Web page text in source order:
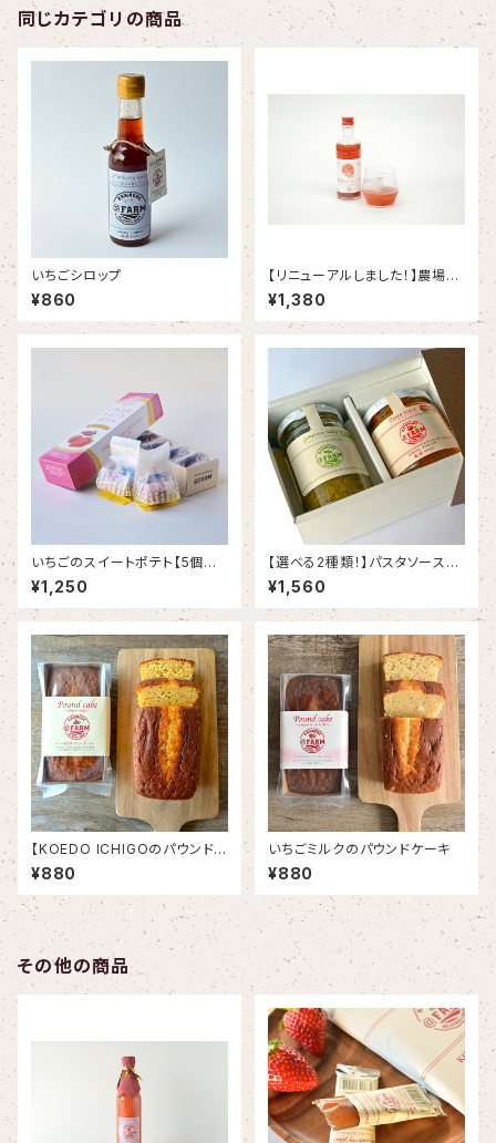
同じカテゴリの商品
いちごシロップ
¥860
【リニューアルしました！】農場の
いちご酒
¥1,380
いちごのスイートポテト【5個入
り】
¥1,250
【選べる2種類！】パスタソース＆
ジャム お好みギフトセット
¥1,560
【KOEDO ICHIGOのパウンドケ
ーキ】リピーター続出♬芳醇な
いちご香る逸品！
¥880
いちごミルクのパウンドケーキ
¥880
その他の商品